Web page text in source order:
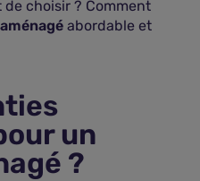
choisir ? Comment
abordable et
un
?